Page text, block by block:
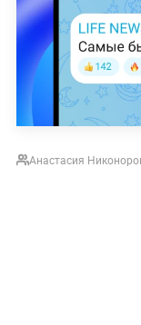
Анастасия